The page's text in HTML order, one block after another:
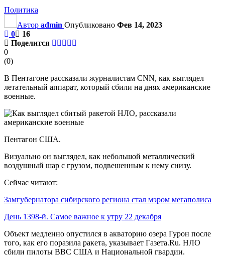
Политика
Автор admin Опубликовано Фев 14, 2023
0
16
Поделится
0
(0)
В Пентагоне рассказали журналистам CNN, как выглядел
летательный аппарат, который сбили на днях американские
военные.
Пентагон США.
Визуально он выглядел, как небольшой металлический
воздушный шар с грузом, подвешенным к нему снизу.
Сейчас читают:
Замгубернатора сибирского региона стал мэром мегаполиса
День 1398-й. Самое важное к утру 22 декабря
Объект медленно опустился в акваторию озера Гурон после
того, как его поразила ракета, указывает Газета.Ru. НЛО
сбили пилоты ВВС США и Национальной гвардии.